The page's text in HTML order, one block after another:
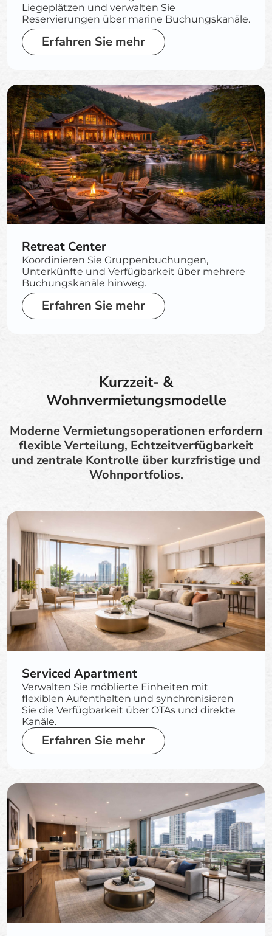
Liegeplätzen und verwalten Sie
Reservierungen über marine Buchungskanäle.
Erfahren Sie mehr
Retreat Center
Koordinieren Sie Gruppenbuchungen,
Unterkünfte und Verfügbarkeit über mehrere
Buchungskanäle hinweg.
Erfahren Sie mehr
Kurzzeit- &
Wohnvermietungsmodelle
Moderne Vermietungsoperationen erfordern
flexible Verteilung, Echtzeitverfügbarkeit
und zentrale Kontrolle über kurzfristige und
Wohnportfolios.
Serviced Apartment
Verwalten Sie möblierte Einheiten mit
flexiblen Aufenthalten und synchronisieren
Sie die Verfügbarkeit über OTAs und direkte
Kanäle.
Erfahren Sie mehr